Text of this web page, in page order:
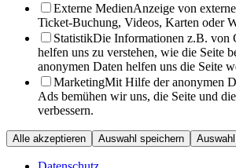
Externe MedienAnzeige von
Ticket-Buchung, Videos, Karten oder
StatistikDie Informationen z.B. von
helfen uns zu verstehen, wie die Seite
anonymen Daten helfen uns die Seite
MarketingMit Hilfe der anonymen
Ads bemühen wir uns, die Seite und
verbessern.
Alle akzeptieren Auswahl speichern